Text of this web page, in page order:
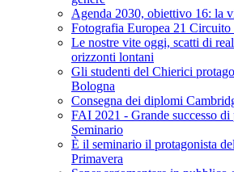
Agenda 2030, obiettivo 16: la
Fotografia Europea 21
Le nostre vite oggi, scatti di
orizzonti lontani
Gli studenti del Chierici
Bologna
Consegna dei diplomi
FAI 2021 - Grande successo
Seminario
È il seminario il protagonista
Primavera